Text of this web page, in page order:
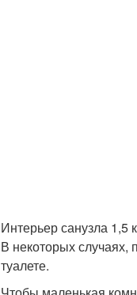
Интерьер санузла 1,5
В некоторых случаях,
туалете.